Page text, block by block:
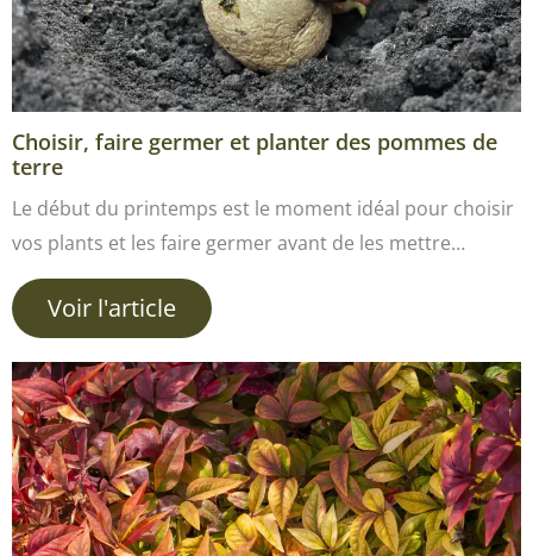
Choisir, faire germer et planter des pommes de
terre
Le début du printemps est le moment idéal pour choisir
vos plants et les faire germer avant de les mettre…
Voir l'article